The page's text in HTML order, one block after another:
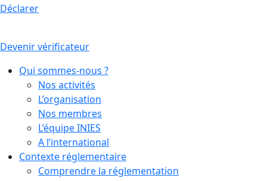
Déclarer
Devenir vérificateur
Qui sommes-nous ?
Nos activités
L’organisation
Nos membres
L’équipe INIES
A l’international
Contexte réglementaire
Comprendre la réglementation